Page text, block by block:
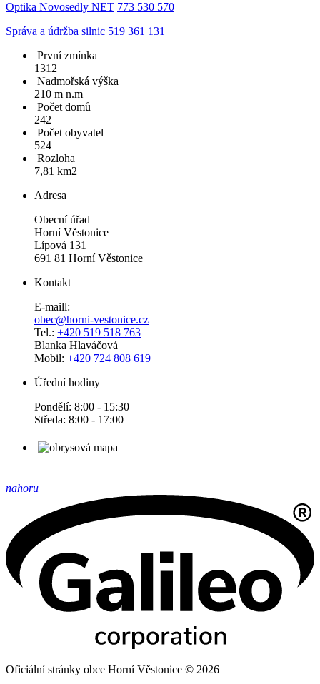
Optika Novosedly NET 773 530 570
Správa a údržba silnic 519 361 131
První zmínka
1312
Nadmořská výška
210 m n.m
Počet domů
242
Počet obyvatel
524
Rozloha
7,81 km2
Adresa
Obecní úřad
Horní Věstonice
Lípová 131
691 81 Horní Věstonice
Kontakt
E-maill:
obec@horni-vestonice.cz
Tel.: +420 519 518 763
Blanka Hlaváčová
Mobil: +420 724 808 619
Úřední hodiny
Pondělí: 8:00 - 15:30
Středa: 8:00 - 17:00
nahoru
Oficiální stránky obce Horní Věstonice © 2026